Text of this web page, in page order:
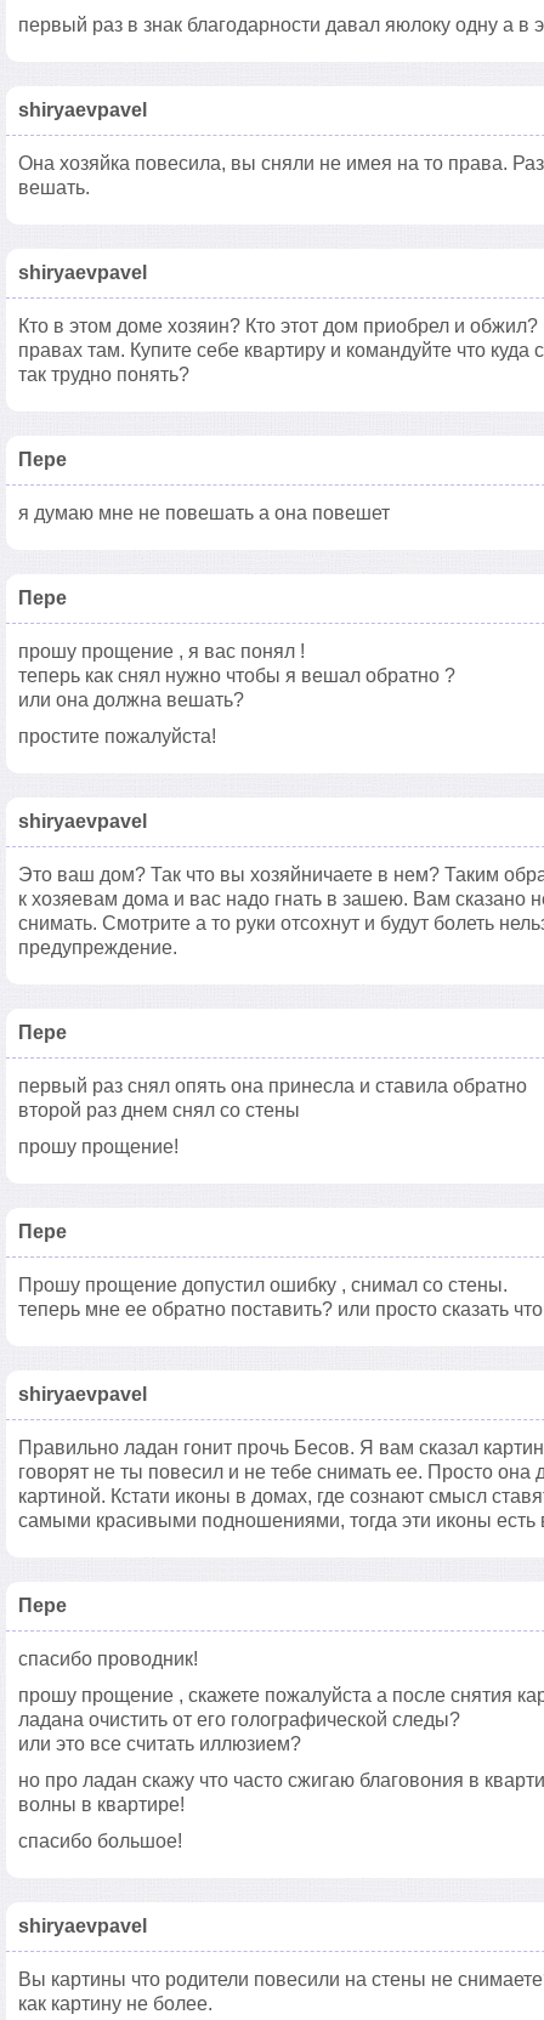
первый раз в знак благодарности давал яюлоку одну а в
shiryaevpavel
Она хозяйка повесила, вы сняли не имея на то права.
вешать.
shiryaevpavel
Кто в этом доме хозяин? Кто этот дом приобрел и
правах там. Купите себе квартиру и командуйте что куда
так трудно понять?
Пере
я думаю мне не повешать а она повешет
Пере
прошу прощение , я вас понял !
теперь как снял нужно чтобы я вешал обратно ?
или она должна вешать?
простите пожалуйста!
shiryaevpavel
Это ваш дом? Так что вы хозяйничаете в нем? Таким
к хозяевам дома и вас надо гнать в зашею. Вам сказано
снимать. Смотрите а то руки отсохнут и будут болеть
предупреждение.
Пере
первый раз снял опять она принесла и ставила обратно
второй раз днем снял со стены
прошу прощение!
Пере
Прошу прощение допустил ошибку , снимал со стены.
теперь мне ее обратно поставить? или просто сказать
shiryaevpavel
Правильно ладан гонит прочь Бесов. Я вам сказал
говорят не ты повесил и не тебе снимать ее. Просто
картиной. Кстати иконы в домах, где сознают смысл
самыми красивыми подношениями, тогда эти иконы есть
Пере
спасибо проводник!
прошу прощение , скажете пожалуйста а после снятия
ладана очистить от его голографической следы?
или это все считать иллюзием?
но про ладан скажу что часто сжигаю благовония в
волны в квартире!
спасибо большое!
shiryaevpavel
Вы картины что родители повесили на стены не
как картину не более.